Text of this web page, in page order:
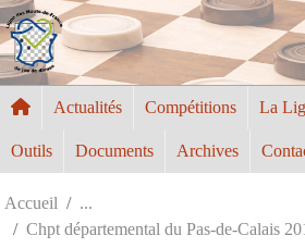
Actualités Compétitions La
Outils Documents Archives
Accueil
Chpt départemental du Pas-de-Calais
Panneau de gestion des cookies